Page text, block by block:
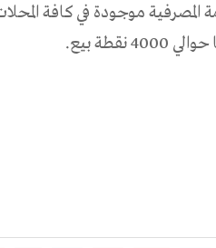
المصرفية موجودة في كافة
نقطة بيع.